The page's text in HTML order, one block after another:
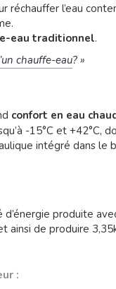
réchauffer l’eau
eau traditionnel.
chauffe-eau? »
confort en eau
-15°C et +42°C,
intégré dans le
produite
ainsi de produire
: